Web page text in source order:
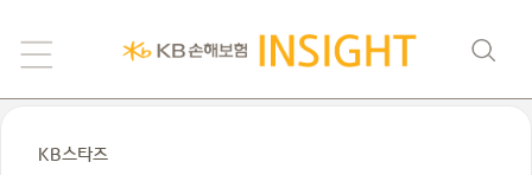
KB스타즈